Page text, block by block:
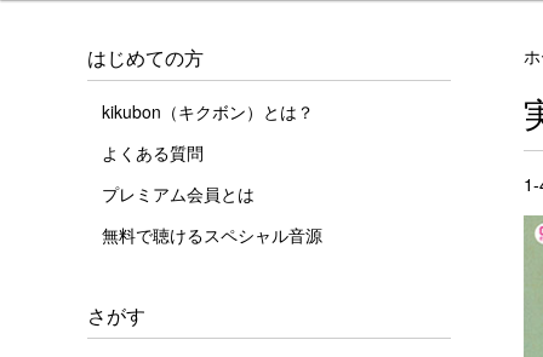
はじめての方
kikubon（キクボン）とは？
よくある質問
プレミアム会員とは
無料で聴けるスペシャル音源
さがす